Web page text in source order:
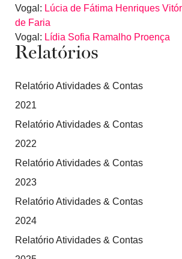
Vogal: Lúcia de Fátima Henriques
de Faria
Vogal: Lídia Sofia Ramalho Proença
Relatórios
Relatório Atividades & Contas
2021
Relatório Atividades & Contas
2022
Relatório Atividades & Contas
2023
Relatório Atividades & Contas
2024
Relatório Atividades & Contas